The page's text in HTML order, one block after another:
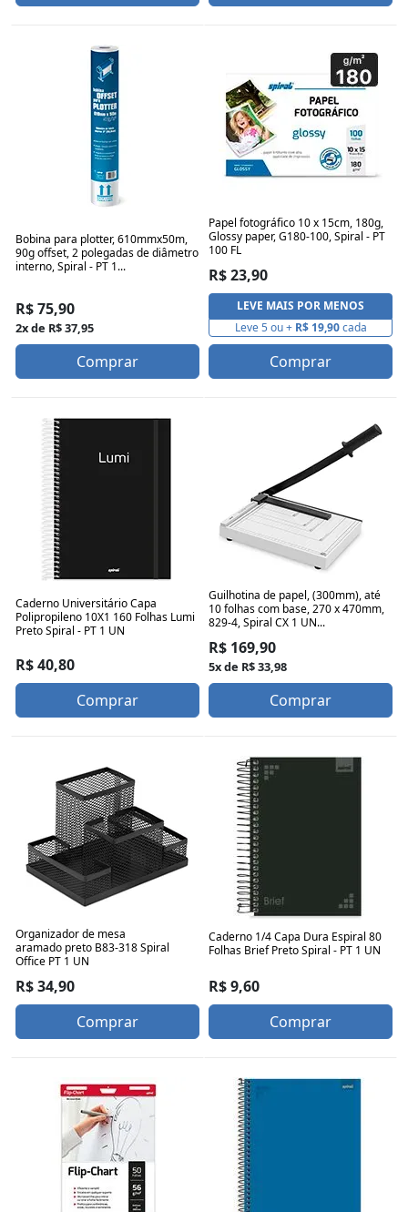
Bobina para plotter, 610mmx50m,
90g offset, 2 polegadas de diâmetro
interno, Spiral - PT 1...
R$ 75,90
2x de R$ 37,95
Comprar
Papel fotográfico 10 x 15cm, 180g,
Glossy paper, G180-100, Spiral - PT
100 FL
R$ 23,90
LEVE MAIS POR MENOS
Leve 5 ou + R$ 19,90cada
Comprar
Caderno Universitário Capa
Polipropileno 10X1 160 Folhas Lumi
Preto Spiral - PT 1 UN
R$ 40,80
Comprar
Guilhotina de papel, (300mm), até
10 folhas com base, 270 x 470mm,
829-4, Spiral CX 1 UN...
R$ 169,90
5x de R$ 33,98
Comprar
Organizador de mesa
aramado preto B83-318 Spiral
Office PT 1 UN
R$ 34,90
Comprar
Caderno 1/4 Capa Dura Espiral 80
Folhas Brief Preto Spiral - PT 1 UN
R$ 9,60
Comprar